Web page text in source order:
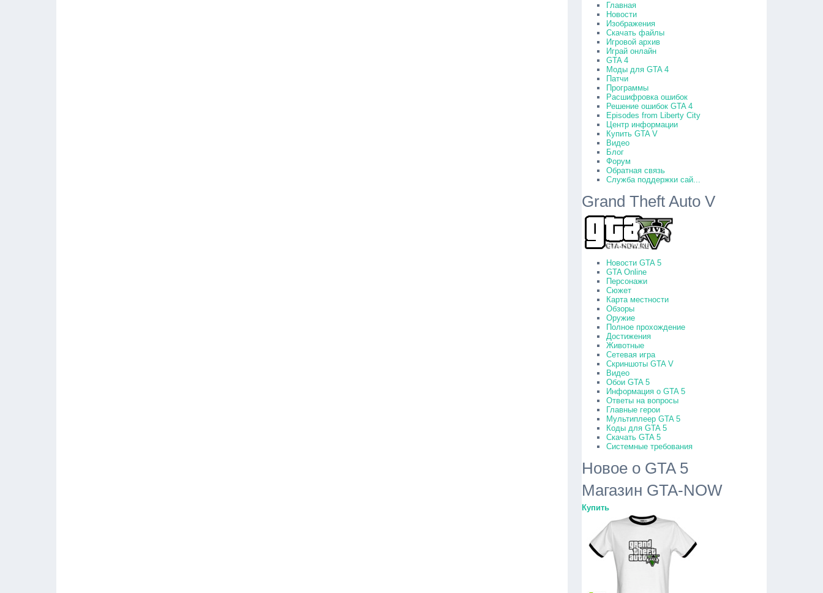
Главная
Новости
Изображения
Скачать файлы
Игровой архив
Играй онлайн
GTA 4
Моды для GTA 4
Патчи
Программы
Расшифровка ошибок
Решение ошибок GTA 4
Episodes from Liberty City
Центр информации
Купить GTA V
Видео
Блог
Форум
Обратная связь
Служба поддержки сай...
Grand Theft Auto V
Новости GTA 5
GTA Online
Персонажи
Сюжет
Карта местности
Обзоры
Оружие
Полное прохождение
Достижения
Животные
Сетевая игра
Скриншоты GTA V
Видео
Обои GTA 5
Информация о GTA 5
Ответы на вопросы
Главные герои
Мультиплеер GTA 5
Коды для GTA 5
Скачать GTA 5
Системные требования
Новое о GTA 5
Магазин GTA-NOW
Купить